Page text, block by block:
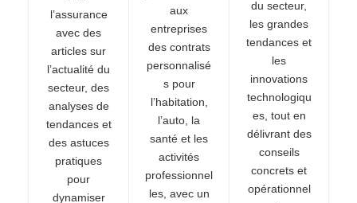
l’assurance
avec des
articles sur
l’actualité du
secteur, des
analyses de
tendances et
des astuces
pratiques
pour
dynamiser
aux
entreprises
des contrats
personnalisé
s pour
l’habitation,
l’auto, la
santé et les
activités
professionnel
les, avec un
du secteur,
les grandes
tendances et
les
innovations
technologiqu
es, tout en
délivrant des
conseils
concrets et
opérationnel